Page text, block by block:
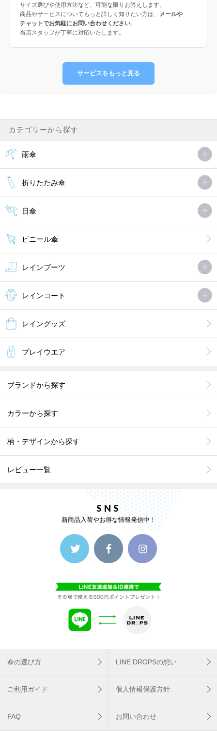
サイズ選びや使用方法など、可能な限りお答えします。
商品やサービスについてもっと詳しく知りたい方は、 メールや
チャットでお気軽にお問い合わせください。
当店スタッフが丁寧に対応いたします。
サービスをもっと見る
カテゴリーから探す
雨傘
折りたたみ傘
日傘
ビニール傘
レインブーツ
レインコート
レイングッズ
プレイウエア
ブランドから探す
カラーから探す
柄・デザインから探す
レビュー一覧
SNS
新商品入荷やお得な情報発信中！
傘の選び方 LINE DROPSの想い
ご利用ガイド 個人情報保護方針
FAQ お問い合わせ